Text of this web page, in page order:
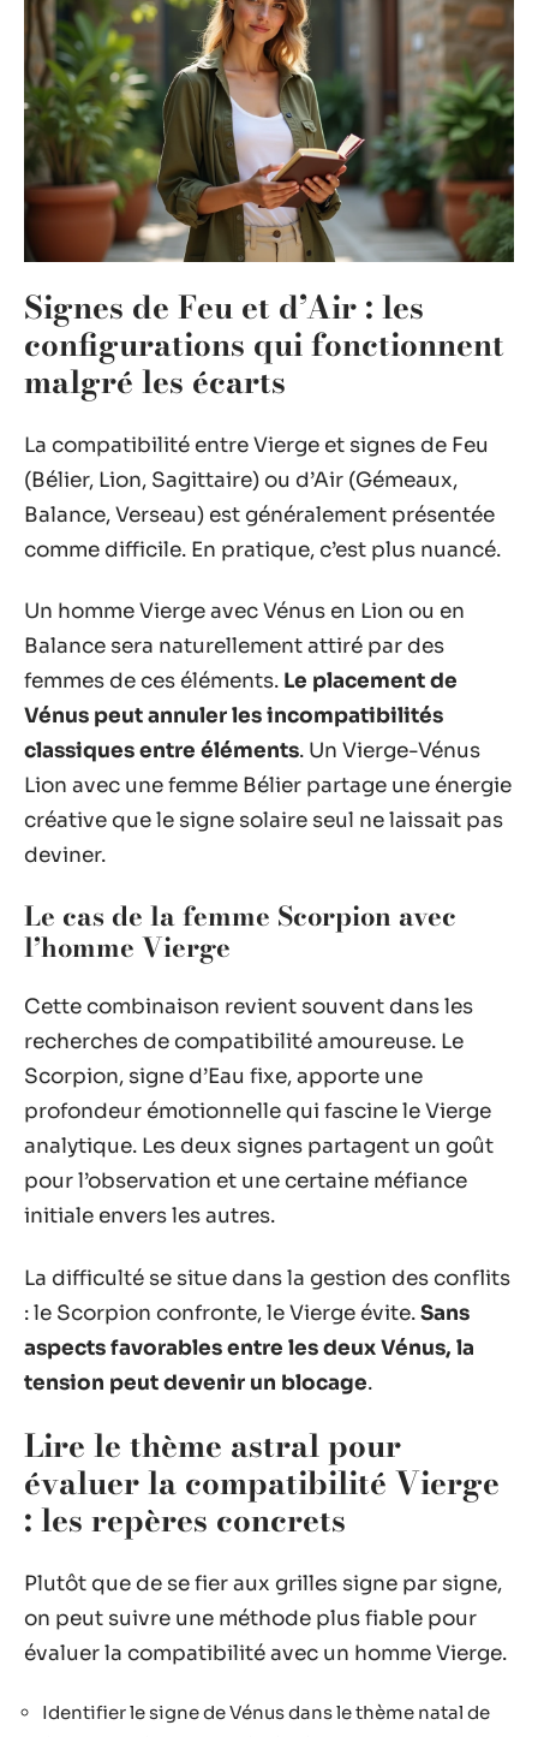
Signes de Feu et d’Air : les
configurations qui fonctionnent
malgré les écarts
La compatibilité entre Vierge et signes de Feu
(Bélier, Lion, Sagittaire) ou d’Air (Gémeaux,
Balance, Verseau) est généralement présentée
comme difficile. En pratique, c’est plus nuancé.
Un homme Vierge avec Vénus en Lion ou en
Balance sera naturellement attiré par des
femmes de ces éléments. Le placement de
Vénus peut annuler les incompatibilités
classiques entre éléments. Un Vierge-Vénus
Lion avec une femme Bélier partage une énergie
créative que le signe solaire seul ne laissait pas
deviner.
Le cas de la femme Scorpion avec
l’homme Vierge
Cette combinaison revient souvent dans les
recherches de compatibilité amoureuse. Le
Scorpion, signe d’Eau fixe, apporte une
profondeur émotionnelle qui fascine le Vierge
analytique. Les deux signes partagent un goût
pour l’observation et une certaine méfiance
initiale envers les autres.
La difficulté se situe dans la gestion des conflits
: le Scorpion confronte, le Vierge évite.Sans
aspects favorables entre les deux Vénus, la
tension peut devenir un blocage.
Lire le thème astral pour
évaluer la compatibilité Vierge
: les repères concrets
Plutôt que de se fier aux grilles signe par signe,
on peut suivre une méthode plus fiable pour
évaluer la compatibilité avec un homme Vierge.
Identifier le signe de Vénus dans le thème natal de